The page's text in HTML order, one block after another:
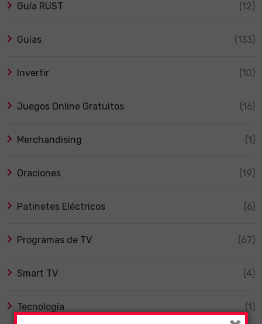
Guía RUST (12)
Guías (133)
Invertir (10)
Juegos Online Gratuitos (16)
Merchandising (1)
Oraciones (19)
Patinetes Eléctricos (6)
Programas de TV (67)
Smart TV (4)
Tecnología (1)